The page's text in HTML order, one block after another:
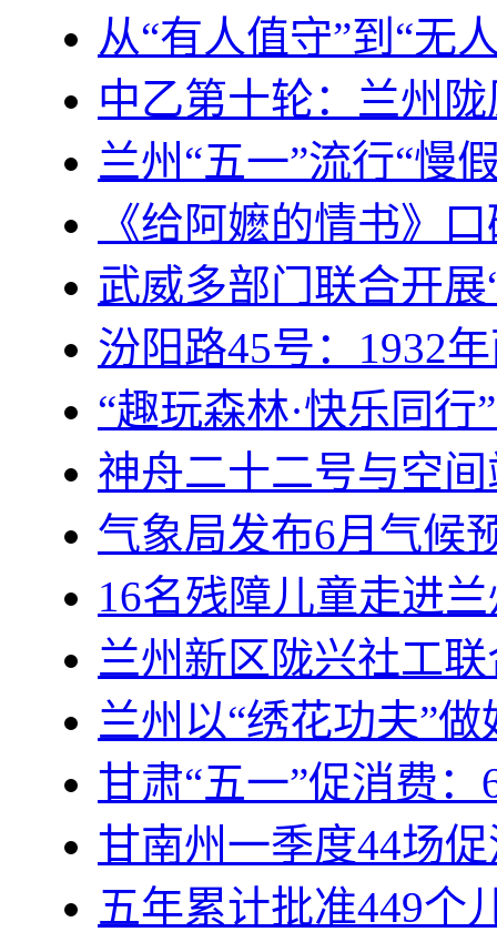
从“有人值守”到“无
中乙第十轮：兰州
兰州“五一”流行“慢
《给阿嬷的情书》
武威多部门联合开
汾阳路45号：1932
“趣玩森林·快乐同
神舟二十二号与空
气象局发布6月气候
16名残障儿童走进
兰州新区陇兴社工
兰州以“绣花功夫”
甘肃“五一”促消费
甘南州一季度44场
五年累计批准449个